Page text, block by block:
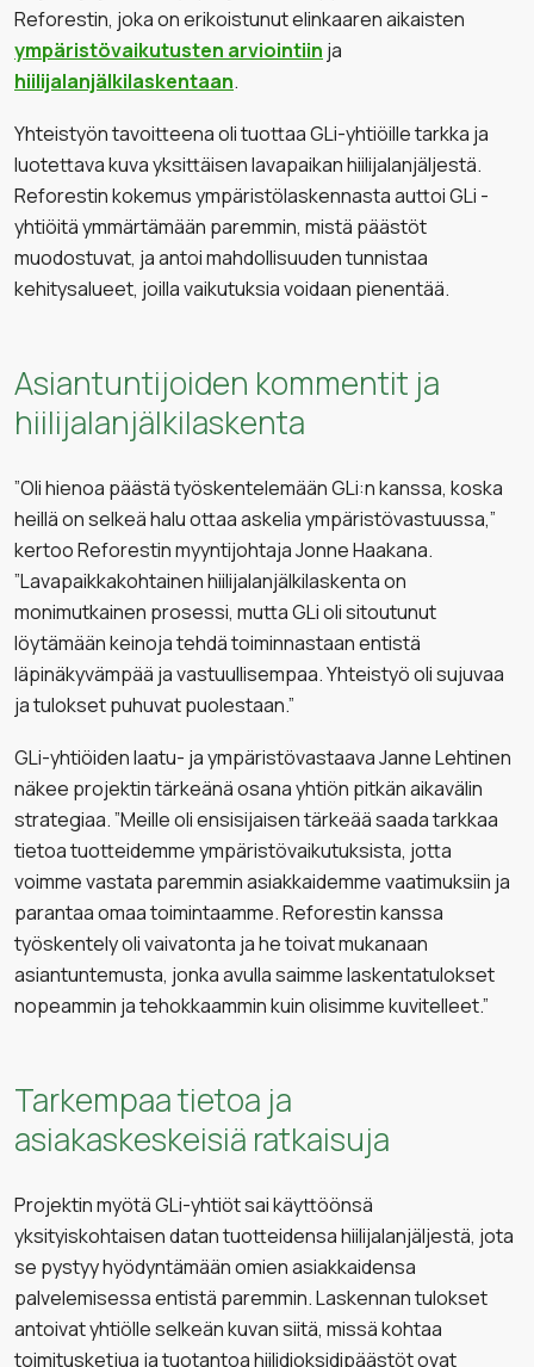
Reforestin, joka on erikoistunut elinkaaren aikaisten
ympäristövaikutusten arviointiin ja
hiilijalanjälkilaskentaan.
Yhteistyön tavoitteena oli tuottaa GLi-yhtiöille tarkka ja
luotettava kuva yksittäisen lavapaikan hiilijalanjäljestä.
Reforestin kokemus ympäristölaskennasta auttoi GLi -
yhtiöitä ymmärtämään paremmin, mistä päästöt
muodostuvat, ja antoi mahdollisuuden tunnistaa
kehitysalueet, joilla vaikutuksia voidaan pienentää.
Asiantuntijoiden kommentit ja
hiilijalanjälkilaskenta
”Oli hienoa päästä työskentelemään GLi:n kanssa, koska
heillä on selkeä halu ottaa askelia ympäristövastuussa,”
kertoo Reforestin myyntijohtaja Jonne Haakana.
”Lavapaikkakohtainen hiilijalanjälkilaskenta on
monimutkainen prosessi, mutta GLi oli sitoutunut
löytämään keinoja tehdä toiminnastaan entistä
läpinäkyvämpää ja vastuullisempaa. Yhteistyö oli sujuvaa
ja tulokset puhuvat puolestaan.”
GLi-yhtiöiden laatu- ja ympäristövastaava Janne Lehtinen
näkee projektin tärkeänä osana yhtiön pitkän aikavälin
strategiaa. ”Meille oli ensisijaisen tärkeää saada tarkkaa
tietoa tuotteidemme ympäristövaikutuksista, jotta
voimme vastata paremmin asiakkaidemme vaatimuksiin ja
parantaa omaa toimintaamme. Reforestin kanssa
työskentely oli vaivatonta ja he toivat mukanaan
asiantuntemusta, jonka avulla saimme laskentatulokset
nopeammin ja tehokkaammin kuin olisimme kuvitelleet.”
Tarkempaa tietoa ja
asiakaskeskeisiä ratkaisuja
Projektin myötä GLi-yhtiöt sai käyttöönsä
yksityiskohtaisen datan tuotteidensa hiilijalanjäljestä, jota
se pystyy hyödyntämään omien asiakkaidensa
palvelemisessa entistä paremmin. Laskennan tulokset
antoivat yhtiölle selkeän kuvan siitä, missä kohtaa
toimitusketjua ja tuotantoa hiilidioksidipäästöt ovat